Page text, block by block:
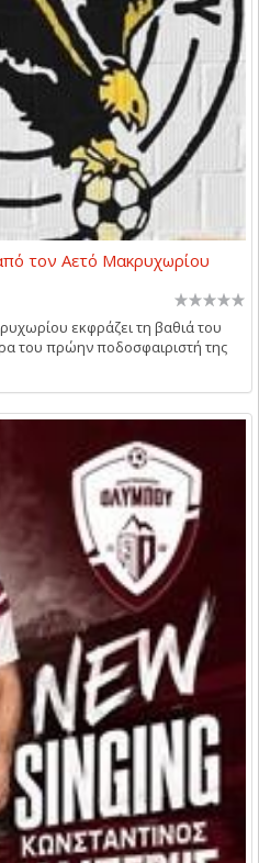
τον Αετό Μακρυχωρίου
εκφράζει τη βαθιά του
του πρώην ποδοσφαιριστή της